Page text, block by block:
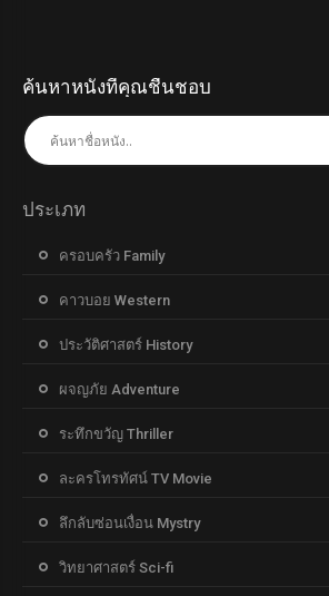
ค้นหาหนังที่คุณชื่นชอบ
ประเภท
ครอบครัว Family
คาวบอย Western
ประวัติศาสตร์ History
ผจญภัย Adventure
ระทึกขวัญ Thriller
ละครโทรทัศน์ TV Movie
ลึกลับซ่อนเงื่อน Mystry
วิทยาศาสตร์ Sci-fi